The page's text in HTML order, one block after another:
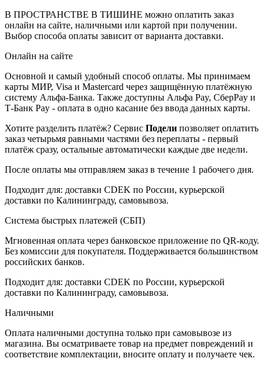
В ПРОСТРАНСТВЕ В ТИШИНЕ можно оплатить заказ
онлайн на сайте, наличными или картой при получении.
Выбор способа оплаты зависит от варианта доставки.
Онлайн на сайте
Основной и самый удобный способ оплаты. Мы принимаем
карты МИР, Visa и Mastercard через защищённую платёжную
систему Альфа-Банка. Также доступны Альфа Pay, СберPay и
Т-Банк Pay - оплата в одно касание без ввода данных карты.
Хотите разделить платёж? Сервис Подели позволяет оплатить
заказ четырьмя равными частями без переплаты - первый
платёж сразу, остальные автоматически каждые две недели.
После оплаты мы отправляем заказ в течение 1 рабочего дня.
Подходит для: доставки CDEK по России, курьерской
доставки по Калининграду, самовывоза.
Система быстрых платежей (СБП)
Мгновенная оплата через банковское приложение по QR-коду.
Без комиссии для покупателя. Поддерживается большинством
российских банков.
Подходит для: доставки CDEK по России, курьерской
доставки по Калининграду, самовывоза.
Наличными
Оплата наличными доступна только при самовывозе из
магазина. Вы осматриваете товар на предмет повреждений и
соответствие комплектации, вносите оплату и получаете чек.